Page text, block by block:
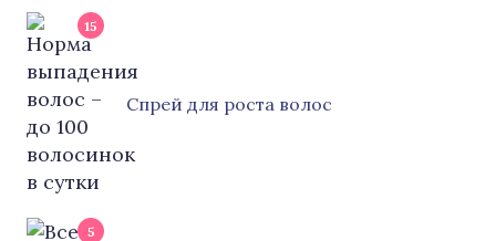
15
Cпрей для роста волос
5